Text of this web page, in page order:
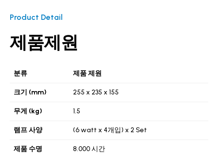
Product Detail
제품제원
분류 제품 제원
크기 (mm) 255 x 235 x 155
무게 (kg) 1.5
램프 사양 (6 watt x 4개입) x 2 Set
제품 수명 8.000 시간